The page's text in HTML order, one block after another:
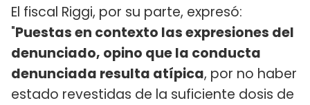
El fiscal Riggi, por su parte, expresó:
"Puestas en contexto las expresiones del
denunciado, opino que la conducta
denunciada resulta atípica, por no haber
estado revestidas de la suficiente dosis de